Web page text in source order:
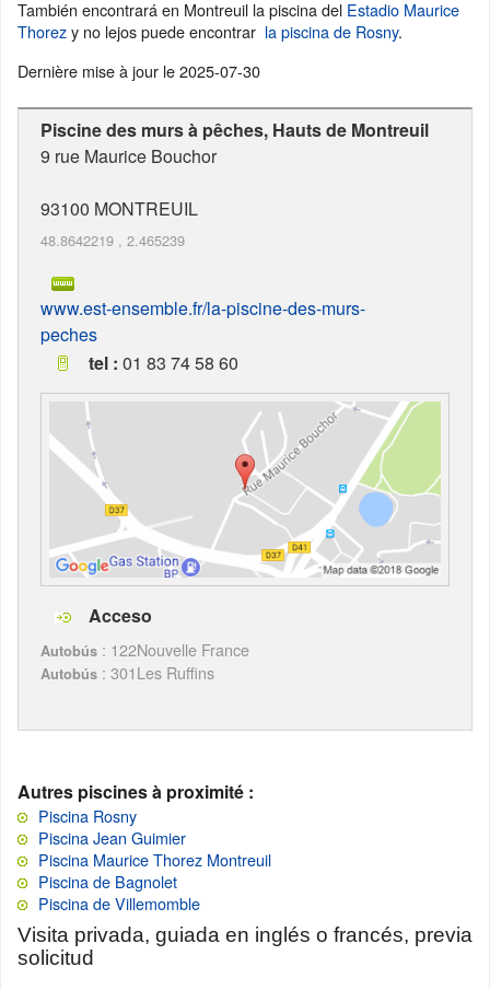
También encontrará en Montreuil la piscina del Estadio Maurice
Thorezy no lejos puede encontrar la piscina de Rosny.
Dernière mise à jour le2025-07-30
Piscine des murs à pêches, Hauts de Montreuil
9 rue Maurice Bouchor
93100 MONTREUIL
48.8642219 , 2.465239
www.est-ensemble.fr/la-piscine-des-murs-
peches
tel : 01 83 74 58 60
Acceso
Autobús : 122Nouvelle France
Autobús : 301Les Ruffins
Autres piscines à proximité :
Piscina Rosny
Piscina Jean Guimier
Piscina Maurice Thorez Montreuil
Piscina de Bagnolet
Piscina de Villemomble
Visita privada, guiada en inglés o francés, previa
solicitud